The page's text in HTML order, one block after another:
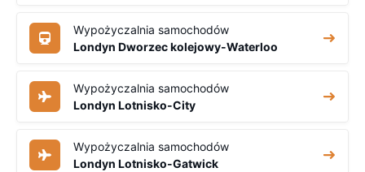
Wypożyczalnia samochodów
Londyn Dworzec kolejowy-Waterloo
Wypożyczalnia samochodów
Londyn Lotnisko-City
Wypożyczalnia samochodów
Londyn Lotnisko-Gatwick